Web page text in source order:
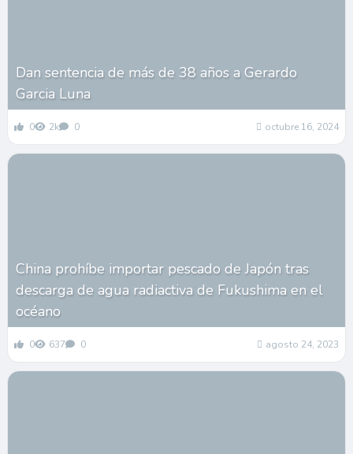
Dan sentencia de más de 38 años a Gerardo
Garcia Luna
0 2k 0 octubre 16, 2024
China prohíbe importar pescado de Japón tras
descarga de agua radiactiva de Fukushima en el
océano
0 637 0 agosto 24, 2023